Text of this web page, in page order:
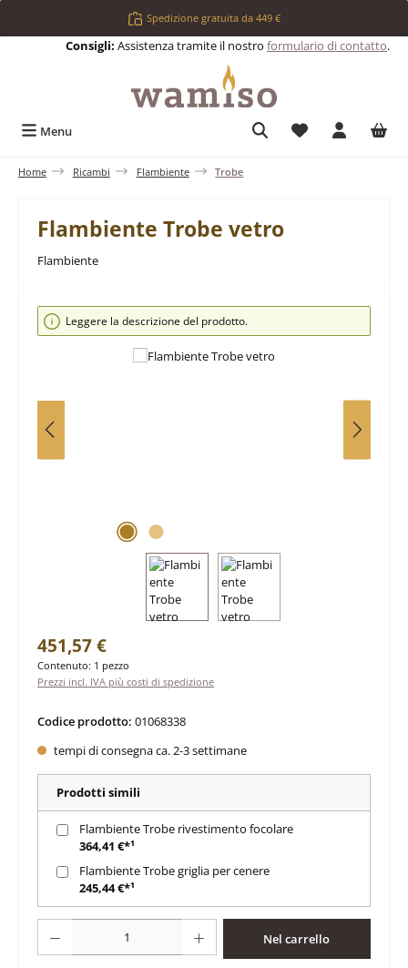
Passa al contenuto principaleSpedizione gratuita da 449 €
Consigli: Assistenza tramite il nostro formulario di contatto.
Menu Hai 0 articoli
Home Ricambi Flambiente Trobe
Flambiente Trobe vetro
Flambiente
Salta la galleria di immagini
Leggere la descrizione del prodotto.
Prezzo normale:
451,57 €
Contenuto: 1 pezzo
Prezzi incl. IVA più costi di spedizione
Codice prodotto: 01068338
tempi di consegna ca. 2-3 settimane
Prodotti simili
Flambiente Trobe rivestimento focolare
364,41 €*¹
Flambiente Trobe griglia per cenere
245,44 €*¹
Nel carrello